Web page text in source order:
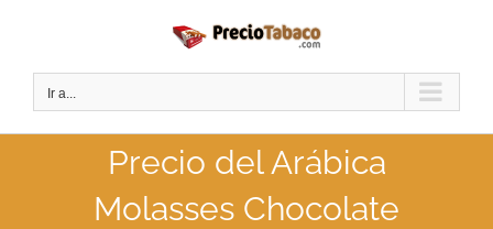
contenido
Ir a...
Precio del Arábica
Molasses Chocolate